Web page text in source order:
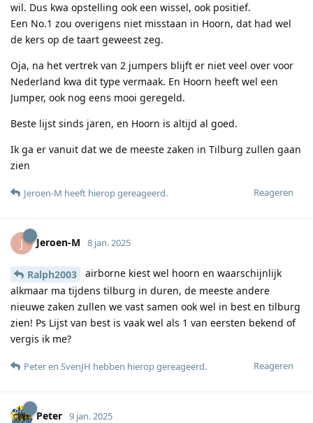
wil. Dus kwa opstelling ook een wissel, ook positief.
Een No.1 zou overigens niet misstaan in Hoorn, dat had wel
de kers op de taart geweest zeg.
Oja, na het vertrek van 2 jumpers blijft er niet veel over voor
Nederland kwa dit type vermaak. En Hoorn heeft wel een
Jumper, ook nog eens mooi geregeld.
Beste lijst sinds jaren, en Hoorn is altijd al goed.
Ik ga er vanuit dat we de meeste zaken in Tilburg zullen gaan
zien
Reageren
Jeroen-M heeft hierop gereageerd.
J Jeroen-M 8 jan. 2025
Ralph2003
airborne kiest wel hoorn en waarschijnlijk
alkmaar ma tijdens tilburg in duren, de meeste andere
nieuwe zaken zullen we vast samen ook wel in best en tilburg
zien! Ps Lijst van best is vaak wel als 1 van eersten bekend of
vergis ik me?
Reageren
Peteren SvenJH hebben hierop gereageerd.
Peter 9 jan. 2025